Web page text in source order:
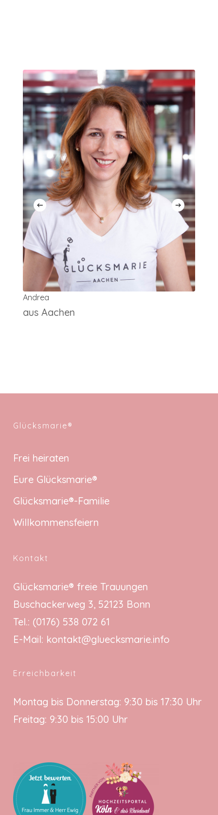
Andrea
aus Aachen
Glücksmarie®
Frei heiraten
Eure Glücksmarie®
Glücksmarie®-Familie
Willkommensfeiern
Kontakt
Glücksmarie® freie Trauungen
Buschackerweg 3, 52123 Bonn
Tel.: (0176) 538 072 61
E-Mail: kontakt@gluecksmarie.info
Erreichbarkeit
Montag bis Donnerstag: 9:30 bis 17:30 Uhr
Freitag: 9:30 bis 15:00 Uhr